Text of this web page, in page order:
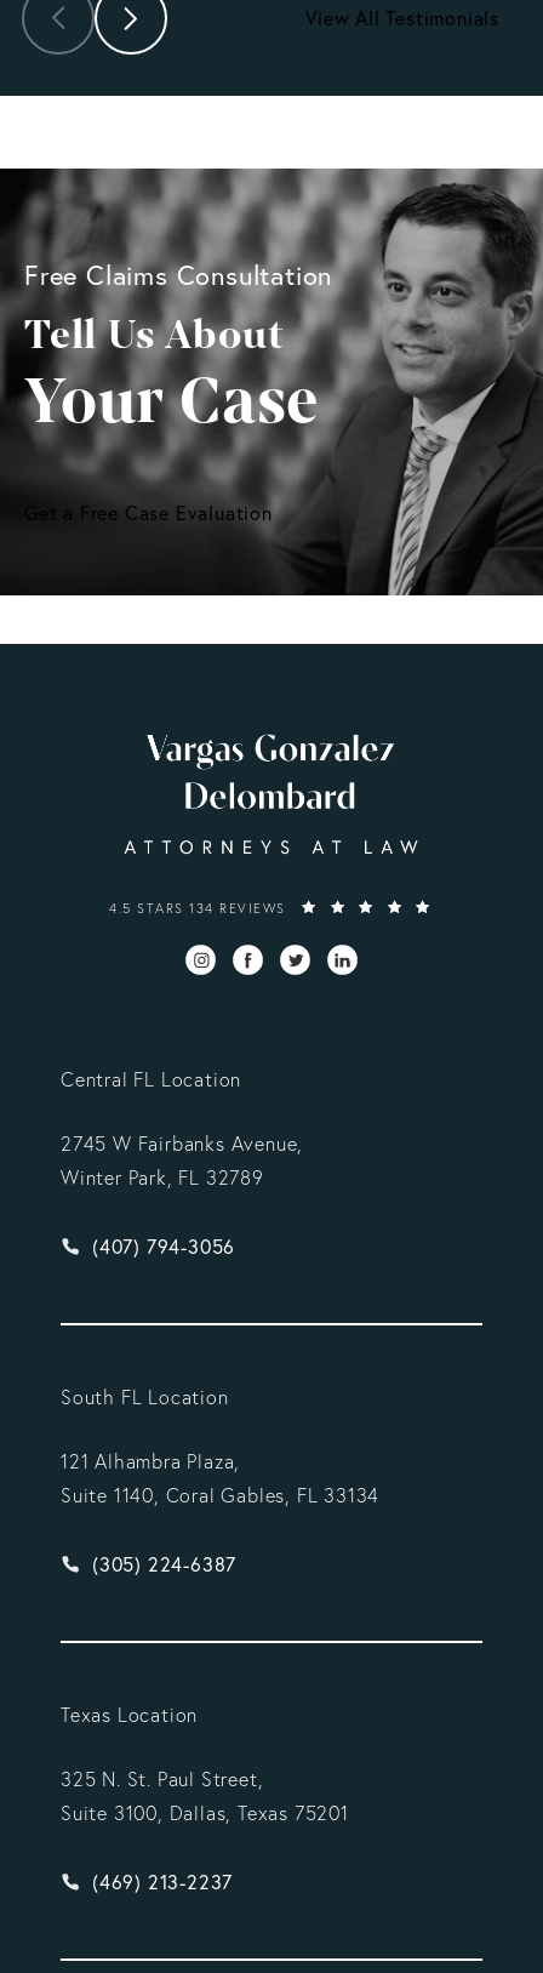
View All Testimonials
Free Claims Consultation
Tell Us About
Your Case
Get a Free Case Evaluation
VARGAS GONZALEZ DELOMBARD, LLP REVIEWS:
4.5 STARS 134 REVIEWS
Central FL Location
2745 W Fairbanks Avenue,
Winter Park, FL 32789
Give Vargas Gonzalez Delombard, LLP a phone
(407) 794-3056
South FL Location
121 Alhambra Plaza,
Suite 1140, Coral Gables, FL 33134
Give Vargas Gonzalez Delombard, LLP a phone
(305) 224-6387
Texas Location
325 N. St. Paul Street,
Suite 3100, Dallas, Texas 75201
Give Vargas Gonzalez Delombard, LLP a phone
(469) 213-2237